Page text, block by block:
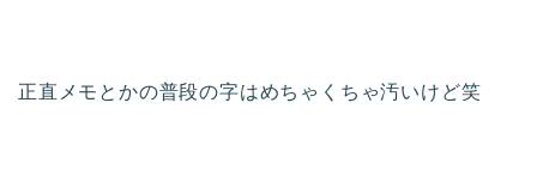
正直メモとかの普段の字はめちゃくちゃ汚いけど笑